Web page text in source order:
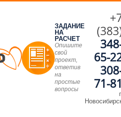
ЗАДАНИЕ
НА
РАСЧЕТ
Опишите
свой
проект,
ответив
на
простые
вопросы
65-
71-